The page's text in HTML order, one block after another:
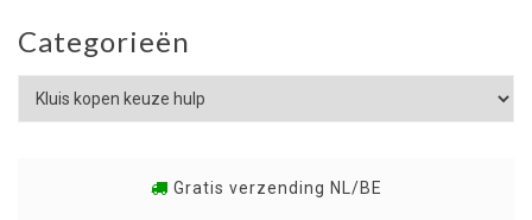
Categorieën
Gratis verzending NL/BE